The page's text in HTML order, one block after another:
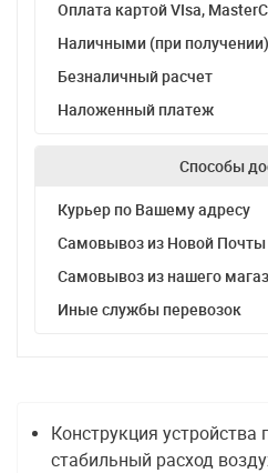
Оплата картой VIsa,
Наличными (при получении)
Безналичный расчет
Наложенный платеж
Способы
Курьер по Вашему адресу
Самовывоз из Новой Почты
Самовывоз из нашего
Иные службы перевозок
Конструкция устройства
стабильный расход